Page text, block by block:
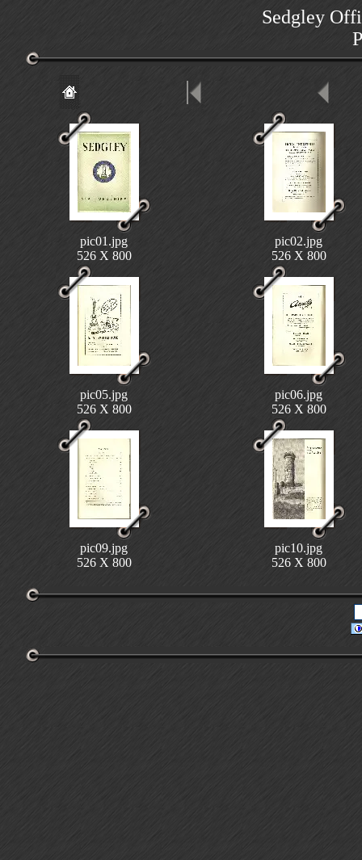
Sedgley
pic01.jpg
526 X 800
pic02.jpg
526 X 800
pic05.jpg
526 X 800
pic06.jpg
526 X 800
pic09.jpg
526 X 800
pic10.jpg
526 X 800